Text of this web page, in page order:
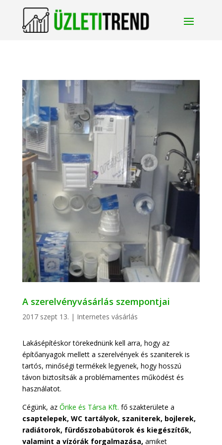
A szerelvényvásárlás szempontjai
2017 szept 13. | Internetes vásárlás
Lakásépítéskor törekednünk kell arra, hogy az
építőanyagok mellett a szerelvények és szaniterek is
tartós, minőségi termékek legyenek, hogy hosszú
távon biztosítsák a problémamentes működést és
használatot.
Cégünk, az Őrike és Társa Kft. fő szakterülete a
csaptelepek, WC tartályok, szaniterek, bojlerek,
radiátorok, fürdőszobabútorok és kiegészítők,
valamint a vízórák forgalmazása, amiket